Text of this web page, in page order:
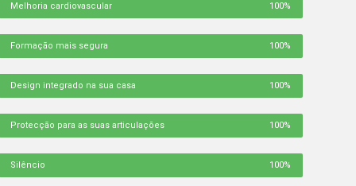
Melhoria cardiovascular 100%
Formação mais segura 100%
Design integrado na sua casa 100%
Protecção para as suas articulações 100%
Silêncio 100%